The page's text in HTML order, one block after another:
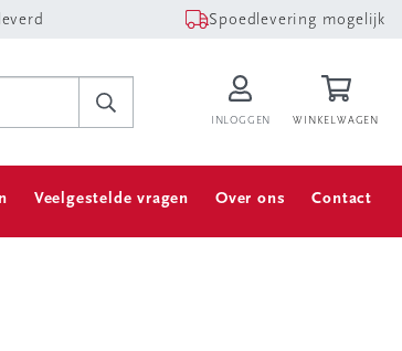
Spoedlevering mogelijk
INLOGGEN WINKELWAGEN
Veelgestelde vragen Over ons Contact